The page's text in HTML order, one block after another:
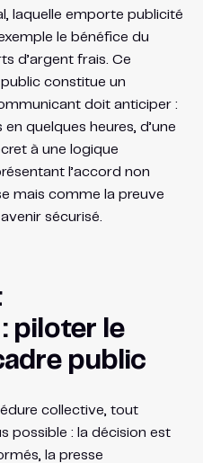
laquelle emporte publicité
le bénéfice du
d’argent frais. Ce
constitue un
doit anticiper :
quelques heures, d’une
à une logique
l’accord non
mais comme la preuve
sécurisé.
piloter le
public
collective, tout
possible : la décision est
la presse